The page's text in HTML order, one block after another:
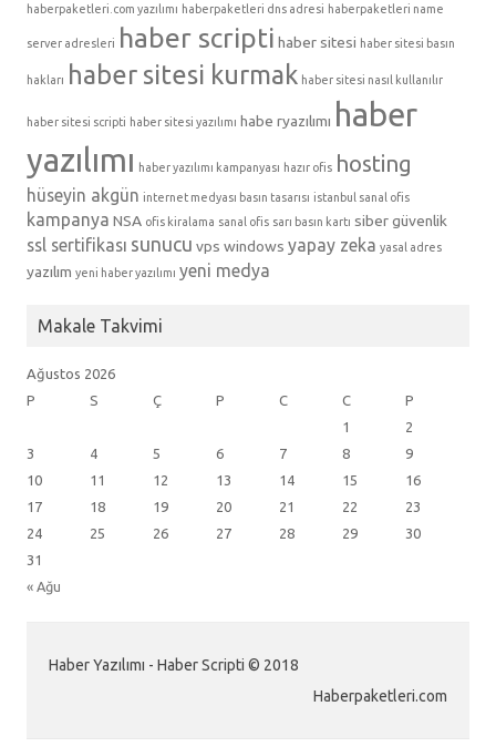
haberpaketleri.com yazılımı haberpaketleri dns adresi haberpaketleri name
server adresleri haber scripti haber sitesi haber sitesi basın
hakları haber sitesi kurmak haber sitesi nasıl kullanılır
haber sitesi scripti haber sitesi yazılımı habe ryazılımı haber
yazılımı haber yazılımı kampanyası hazır ofis hosting
hüseyin akgün internet medyası basın tasarısı istanbul sanal ofis
kampanya NSA ofis kiralama sanal ofis sarı basın kartı siber güvenlik
ssl sertifikası sunucu vps windows yapay zeka yasal adres
yazılım yeni haber yazılımı yeni medya
Makale Takvimi
Ağustos 2026
P
S Ç P C C P
« Ağu
1
2
3
4 5 6 7 8
9
10
11 12 13 14 15
16
17
18 19 20 21 22
23
24
25 26 27 28 29
30
31
Haber Yazılımı - Haber Scripti © 2018
Haberpaketleri.com